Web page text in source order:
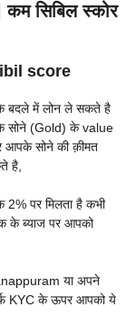
सिबिल स्कोर
score
बदले में लोन ले सकते है
सोने (Gold) के value
आपके सोने की क़ीमत
है,
2% पर मिलता है कभी
के ब्याज पर आपको
या अपने
KYC के ऊपर आपको ये